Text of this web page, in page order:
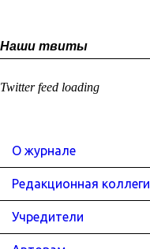
Наши твиты
Twitter feed loading
О журнале
Редакционная
Учредители